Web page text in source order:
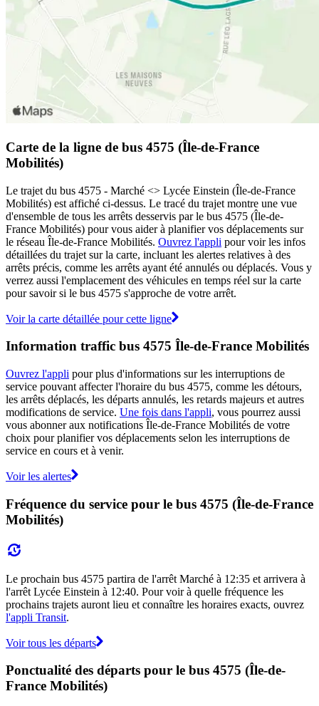
Carte de la ligne de bus 4575 (Île-de-France
Mobilités)
Le trajet du bus 4575 - Marché <> Lycée Einstein (Île-de-France
Mobilités) est affiché ci-dessus. Le tracé du trajet montre une vue
d'ensemble de tous les arrêts desservis par le bus 4575 (Île-de-
France Mobilités) pour vous aider à planifier vos déplacements sur
le réseau Île-de-France Mobilités. Ouvrez l'appli pour voir les infos
détaillées du trajet sur la carte, incluant les alertes relatives à des
arrêts précis, comme les arrêts ayant été annulés ou déplacés. Vous y
verrez aussi l'emplacement des véhicules en temps réel sur la carte
pour savoir si le bus 4575 s'approche de votre arrêt.
Voir la carte détaillée pour cette ligne
Information traffic bus 4575 Île-de-France Mobilités
Ouvrez l'appli pour plus d'informations sur les interruptions de
service pouvant affecter l'horaire du bus 4575, comme les détours,
les arrêts déplacés, les départs annulés, les retards majeurs et autres
modifications de service. Une fois dans l'appli, vous pourrez aussi
vous abonner aux notifications Île-de-France Mobilités de votre
choix pour planifier vos déplacements selon les interruptions de
service en cours et à venir.
Voir les alertes
Fréquence du service pour le bus 4575 (Île-de-France
Mobilités)
Le prochain bus 4575 partira de l'arrêt Marché à 12:35 et arrivera à
l'arrêt Lycée Einstein à 12:40. Pour voir à quelle fréquence les
prochains trajets auront lieu et connaître les horaires exacts, ouvrez
l'appli Transit.
Voir tous les départs
Ponctualité des départs pour le bus 4575 (Île-de-
France Mobilités)